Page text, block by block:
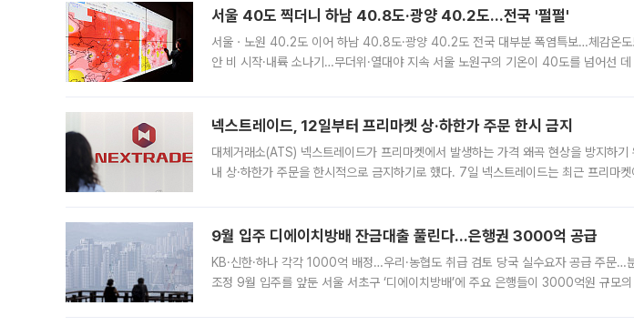
서울 40도 찍더니 하남 40.8도·광양 40.2도…전국 '펄펄'
서울ㆍ노원 40.2도 이어 하남 40.8도·광양 40.2도 전국 대부분 폭염특보…체감온
안 비 시작·내륙 소나기…무더위·열대야 지속 서울 노원구의 기온이 40도를 넘어선
넥스트레이드, 12일부터 프리마켓 상·하한가 주문 한시 금지
대체거래소(ATS) 넥스트레이드가 프리마켓에서 발생하는 가격 왜곡 현상을 방지하
내 상·하한가 주문을 한시적으로 금지하기로 했다. 7일 넥스트레이드는 최근 프리마
9월 입주 디에이치방배 잔금대출 풀린다…은행권 3000억 공급
KB·신한·하나 각각 1000억 배정…우리·농협도 취급 검토 당국 실수요자 공급 주문…
조정 9월 입주를 앞둔 서울 서초구 ‘디에이치방배’에 주요 은행들이 3000억원 규모